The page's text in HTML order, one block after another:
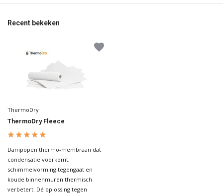
Recent bekeken
ThermoDry
ThermoDry Fleece
Dampopen thermo-membraan dat
condensatie voorkomt,
schimmelvorming tegengaat en
koude binnenmuren thermisch
verbetert. Dé oplossing tegen